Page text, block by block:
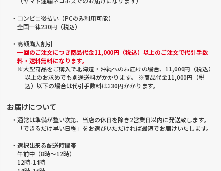
・コンビニ後払い（PCのみ利用可能）
全国一律230円（税込）
・高額購入割引
一回のご注文につき商品代金11,000円（税込）以上のご注文で代引手数
料・送料無料になります。
※大型商品をご購入で北海道・沖縄へのお届けの場合、11,000円（税込）
以上のお求めでも別途送料がかかります。 ※商品代金11,000円（税
込）以下の場合は代引手数料は330円かかります。
お届けについて
・通常は準備が整い次第、当店の休日を除き2営業日以内に発送致します。
「できるだけ早い日程」をお選びいただければ最短でお届けいたします。
・選択出来る配送時間帯
午前中（8時～12時）
12時-14時